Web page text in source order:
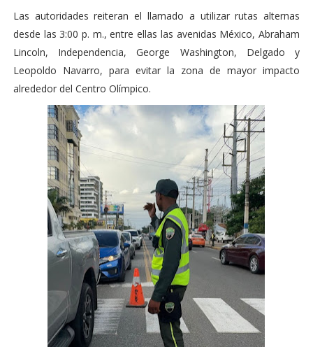
Las autoridades reiteran el llamado a utilizar rutas alternas
desde las 3:00 p. m., entre ellas las avenidas México, Abraham
Lincoln, Independencia, George Washington, Delgado y
Leopoldo Navarro, para evitar la zona de mayor impacto
alrededor del Centro Olímpico.